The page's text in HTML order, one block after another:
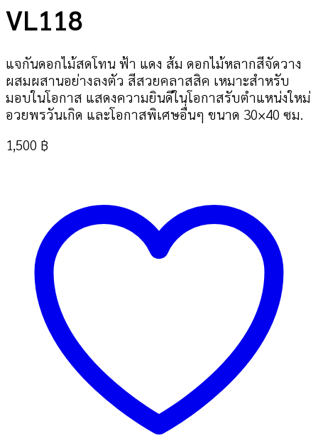
VL118
แจกันดอกไม้สดโทน ฟ้า แดง ส้ม ดอกไม้หลากสีจัดวาง
ผสมผสานอย่างลงตัว สีสวยคลาสสิค เหมาะสำหรับ
มอบในโอกาส แสดงความยินดีในโอกาสรับตำแหน่งใหม่
อวยพรวันเกิด และโอกาสพิเศษอื่นๆ ขนาด 30×40 ซม.
1,500 ฿